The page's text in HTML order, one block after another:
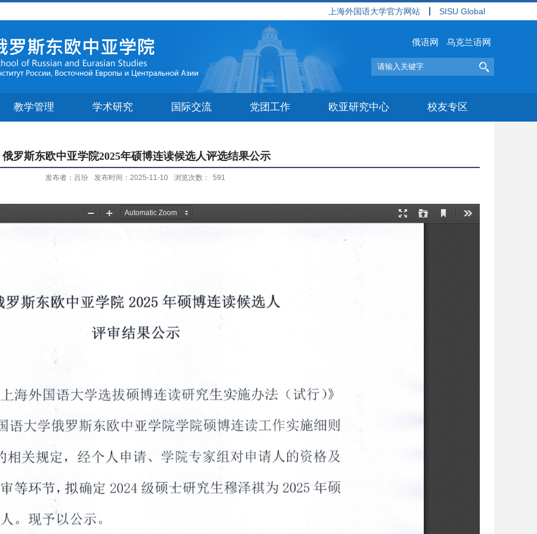
上海外国语大学官方网站 SISU Global
俄语网 乌克兰语网
教学管理 学术研究 国际交流 党团工作 欧亚研究中心 校友专区
俄罗斯东欧中亚学院2025年硕博连读候选人评选结果公示
发布者：吕玢 发布时间：2025-11-10 浏览次数： 591